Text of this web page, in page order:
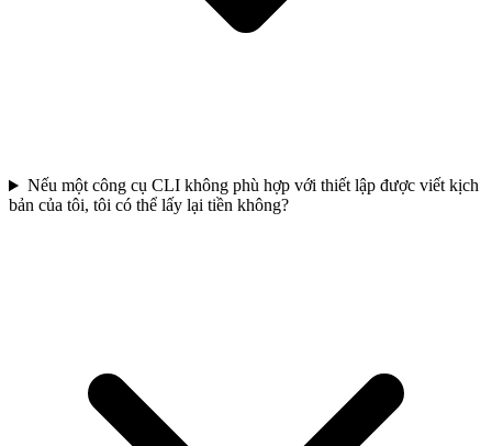
Nếu một công cụ CLI không phù hợp với thiết lập được viết kịch
bản của tôi, tôi có thể lấy lại tiền không?